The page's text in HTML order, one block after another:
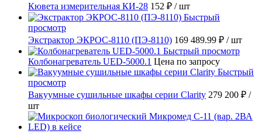
Кювета измерительная КИ-28 152 ₽ / шт
Быстрый
просмотр
Экстрактор ЭКРОС-8110 (ПЭ-8110) 169 489.99 ₽ / шт
Быстрый просмотр
Колбонагреватель UED-5000.1 Цена по запросу
Быстрый
просмотр
Вакуумные сушильные шкафы серии Clarity 279 200 ₽ /
шт